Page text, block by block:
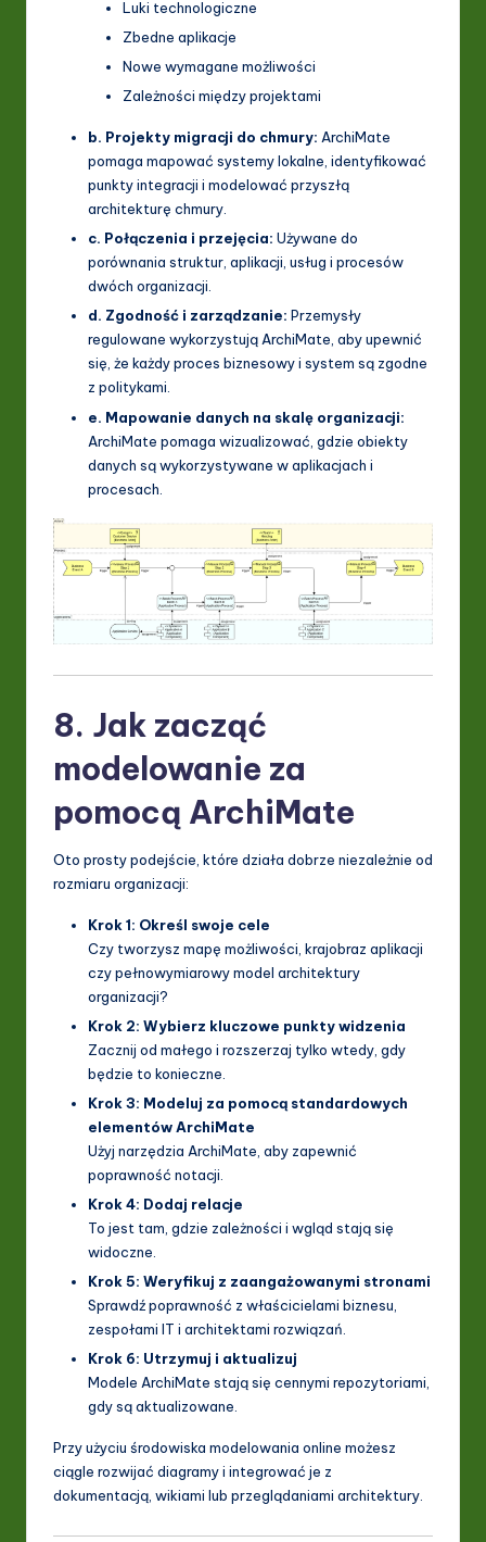
Luki technologiczne
Zbedne aplikacje
Nowe wymagane możliwości
Zależności między projektami
b. Projekty migracji do chmury: ArchiMate
pomaga mapować systemy lokalne, identyfikować
punkty integracji i modelować przyszłą
architekturę chmury.
c. Połączenia i przejęcia: Używane do
porównania struktur, aplikacji, usług i procesów
dwóch organizacji.
d. Zgodność i zarządzanie: Przemysły
regulowane wykorzystują ArchiMate, aby upewnić
się, że każdy proces biznesowy i system są zgodne
z politykami.
e. Mapowanie danych na skalę organizacji:
ArchiMate pomaga wizualizować, gdzie obiekty
danych są wykorzystywane w aplikacjach i
procesach.
8. Jak zacząć
modelowanie za
pomocą ArchiMate
Oto prosty podejście, które działa dobrze niezależnie od
rozmiaru organizacji:
Krok 1: Określ swoje cele
Czy tworzysz mapę możliwości, krajobraz aplikacji
czy pełnowymiarowy model architektury
organizacji?
Krok 2: Wybierz kluczowe punkty widzenia
Zacznij od małego i rozszerzaj tylko wtedy, gdy
będzie to konieczne.
Krok 3: Modeluj za pomocą standardowych
elementów ArchiMate
Użyj narzędzia ArchiMate, aby zapewnić
poprawność notacji.
Krok 4: Dodaj relacje
To jest tam, gdzie zależności i wgląd stają się
widoczne.
Krok 5: Weryfikuj z zaangażowanymi stronami
Sprawdź poprawność z właścicielami biznesu,
zespołami IT i architektami rozwiązań.
Krok 6: Utrzymuj i aktualizuj
Modele ArchiMate stają się cennymi repozytoriami,
gdy są aktualizowane.
Przy użyciu środowiska modelowania online możesz
ciągle rozwijać diagramy i integrować je z
dokumentacją, wikiami lub przeglądaniami architektury.